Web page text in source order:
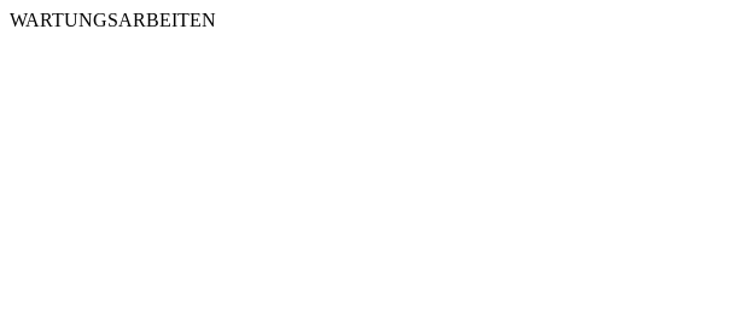
WARTUNGSARBEITEN